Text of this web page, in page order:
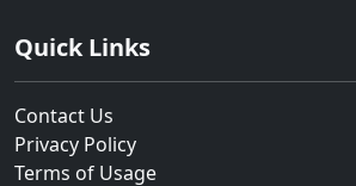
Quick Links
Contact Us
Privacy Policy
Terms of Usage